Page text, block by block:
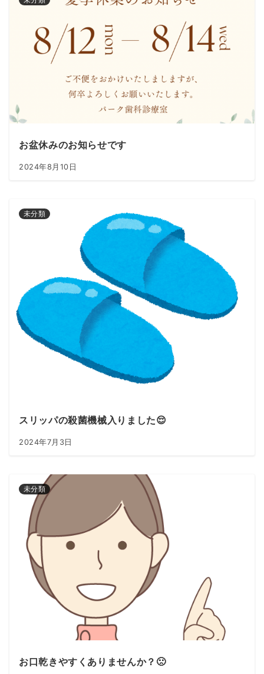
お盆休みのお知らせです
2024年8月10日
未分類
スリッパの殺菌機械入りました😌
2024年7月3日
未分類
お口乾きやすくありませんか？🙁